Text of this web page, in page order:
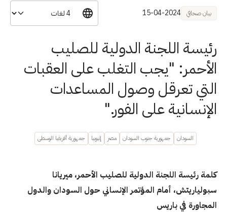
بيان صحافي 15-04-2024
رئيسة اللجنة الدولية للصليب
الأحمر: "يجب التغلب على العقبات
التي تعرقل وصول المساعدات
الإنسانية على الفور."
السودان جمهورية جنوب السودان مصر إثيوبيا جمهورية أفريقيا الوسطى
كلمة رئيسة اللجنة الدولية للصليب الأحمر، ميريانا
سبولياريتش، أمام المؤتمر الإنساني حول السودان والدول
المجاورة في باريس